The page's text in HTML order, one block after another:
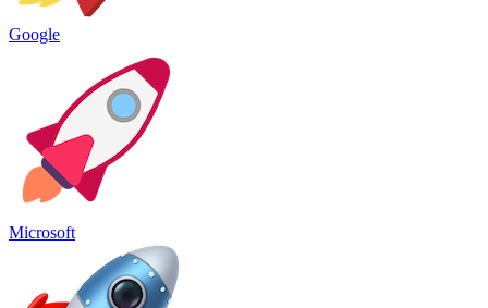
Google
Microsoft